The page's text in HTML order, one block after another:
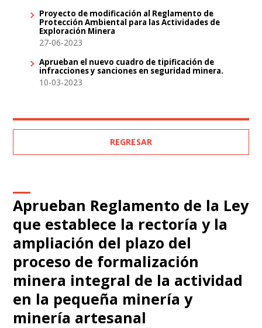
Proyecto de modificación al Reglamento de
Protección Ambiental para las Actividades de
Exploración Minera
27-06-2023
Aprueban el nuevo cuadro de tipificación de
infracciones y sanciones en seguridad minera.
10-03-2023
REGRESAR
Aprueban Reglamento de la Ley
que establece la rectoría y la
ampliación del plazo del
proceso de formalización
minera integral de la actividad
en la pequeña minería y
minería artesanal